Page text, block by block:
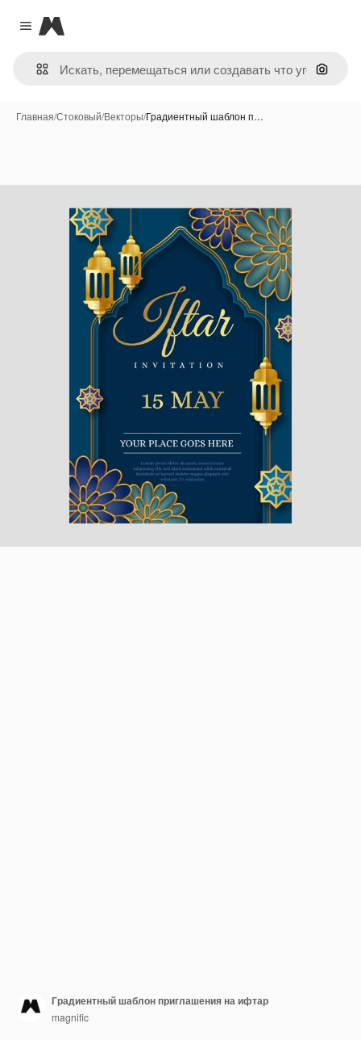
Close menu
Magnific
Поиск
Главная/Стоковый/Векторы/Градиентный шаблон п…
Градиентный шаблон приглашения на ифтар
magnific